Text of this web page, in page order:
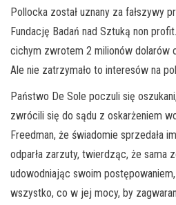
Pollocka został uznany za fałszywy
Fundację Badań nad Sztuką non
cichym zwrotem 2 milionów dolarów
Ale nie zatrzymało to interesów na
Państwo De Sole poczuli się
zwrócili się do sądu z oskarżeniem
Freedman, że świadomie sprzedała
odparła zarzuty, twierdząc, że sama
udowodniając swoim
wszystko, co w jej mocy, by